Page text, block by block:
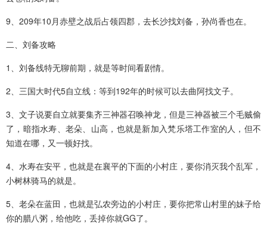
9、209年10月赤壁之战后占领四郡，去长沙找刘备，孙尚香也在。
二、刘备攻略
1、刘备线特无聊前期，就是等时间看剧情。
2、三国大时代5自立线：等到192年的时候可以去曲阿找文子。
3、文子说要自立就要集齐三神器召唤神龙，但是三神器被三个毛贼偷
了，暗指水寿、老朵、山高，也就是新加入梵乐塔工作室的人，但不
知道在哪，又一顿好找。
4、水寿在安平，也就是在襄平的下面的小村庄，要你消灭我个乱军，
小树林骑马的就是。
5、老朵在蓝田，也就是弘农旁边的小村庄，要你把常山村里的妹子给
你的腊八粥，给他吃，丢掉你就GG了。